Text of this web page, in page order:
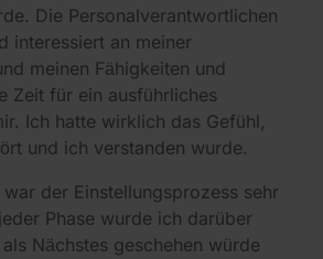
Die Personalverantwortlichen
interessiert an meiner
meinen Fähigkeiten und
Zeit für ein ausführliches
Ich hatte wirklich das Gefühl,
und ich verstanden wurde.
der Einstellungsprozess sehr
Phase wurde ich darüber
Nächstes geschehen würde